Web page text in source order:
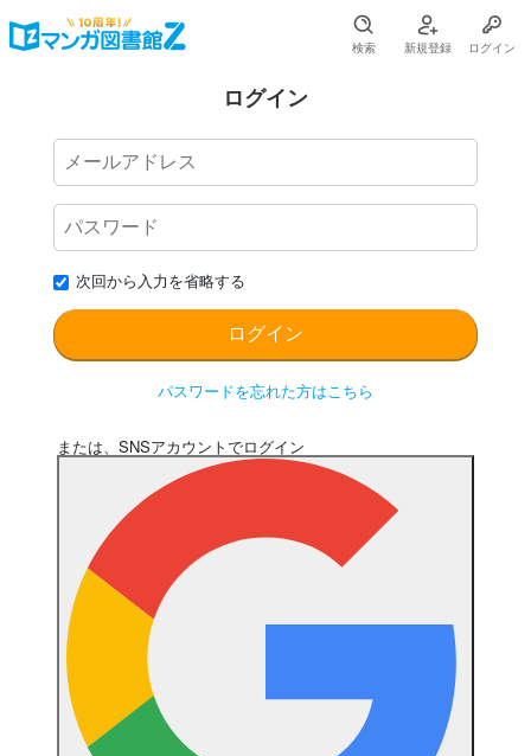
検索 新規登録 ログイン
ログイン
次回から入力を省略する
パスワードを忘れた方はこちら
または、SNSアカウントでログイン